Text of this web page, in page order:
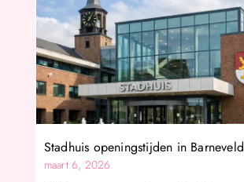
Stadhuis openingstijden in Barneveld
maart 6, 2026